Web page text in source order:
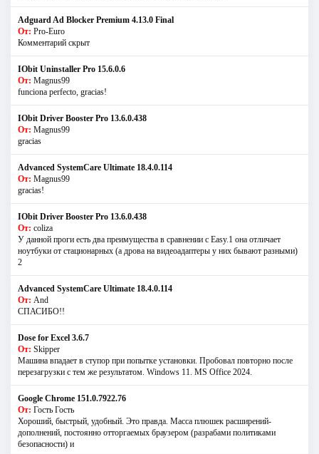
Adguard Ad Blocker Premium 4.13.0 Final
От: Pro-Euro
Комментарий скрыт
IObit Uninstaller Pro 15.6.0.6
От: Magnus99
funciona perfecto, gracias!
IObit Driver Booster Pro 13.6.0.438
От: Magnus99
gracias
Advanced SystemCare Ultimate 18.4.0.114
От: Magnus99
gracias!
IObit Driver Booster Pro 13.6.0.438
От: coliza
У данной проги есть два преимущества в сравнении с Easy.1 она отличает
ноутбуки от стационарных (а дрова на видеоадаптеры у них бывают разными)
2
Advanced SystemCare Ultimate 18.4.0.114
От: And
СПАСИБО!!
Dose for Excel 3.6.7
От: Skipper
Машина впадает в ступор при попытке установки. Пробовал повторно после
перезагрузки с тем же результатом. Windows 11. MS Offiсe 2024.
Google Chrome 151.0.7922.76
От: Гость Гость
Хороший, быстрый, удобный. Это правда. Масса плюшек расширений-
дополнений, постоянно отторгаемых браузером (разрабами политиками
безопасности) и